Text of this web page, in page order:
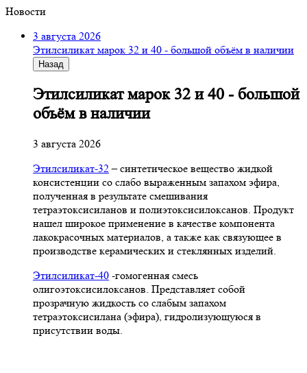
Новости
3 августа 2026
Этилсиликат марок 32 и 40 - большой объём в наличии
Назад
Этилсиликат марок 32 и 40 - большой
объём в наличии
3 августа 2026
Этилсиликат-32– синтетическое вещество жидкой
консистенции со слабо выраженным запахом эфира,
полученная в результате смешивания
тетpаэтоксисиланов и полиэтоксисилоксанов. Продукт
нашел широкое применение в качестве компонента
лакокрасочных материалов, а также как связующее в
производстве керамических и стеклянных изделий.
Этилсиликат-40 -гомогенная смесь
олигоэтоксисилоксанов. Представляет собой
прозрачную жидкость со слабым запахом
тетраэтоксисилана (эфира), гидролизующуюся в
присутствии воды.